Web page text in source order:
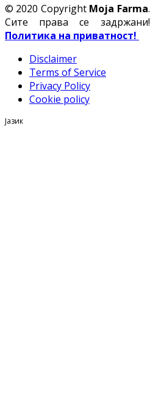
© 2020 Copyright Moja Farma.
Сите права се задржани!
Политика на приватност!
Disclaimer
Terms of Service
Privacy Policy
Cookie policy
Јазик